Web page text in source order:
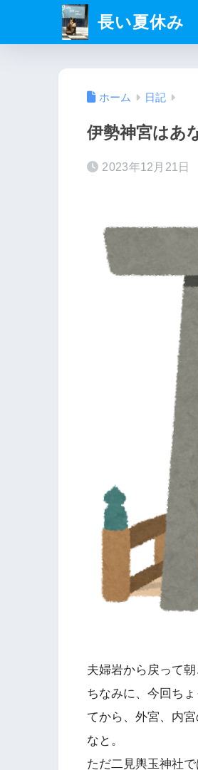
長い夏休み
ホーム 日記
伊勢神宮はあ
2023年12月21日
夫婦岩から戻って
ちなみに、今回ち
てから、外宮、内
なと。
ただ二見輿玉神社